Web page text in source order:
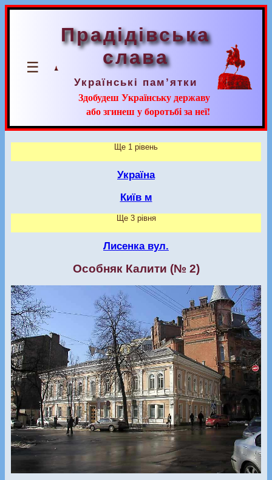
☰
Прадідівська
слава
Українські пам’ятки
Здобудеш Українську державу
або згинеш у боротьбі за неї!
Ще 1 рівень
Україна
Київ м
Ще 3 рівня
Лисенка вул.
Особняк Калити (№ 2)